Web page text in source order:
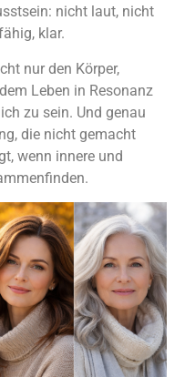
nicht laut, nicht
klar.
nur den Körper,
Leben in Resonanz
zu sein. Und genau
die nicht gemacht
wenn innere und